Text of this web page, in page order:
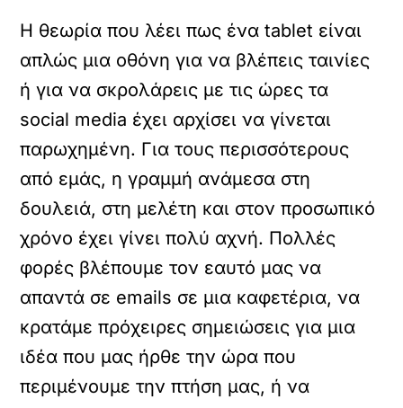
Η θεωρία που λέει πως ένα tablet είναι
απλώς μια οθόνη για να βλέπεις ταινίες
ή για να σκρολάρεις με τις ώρες τα
social media έχει αρχίσει να γίνεται
παρωχημένη. Για τους περισσότερους
από εμάς, η γραμμή ανάμεσα στη
δουλειά, στη μελέτη και στον προσωπικό
χρόνο έχει γίνει πολύ αχνή. Πολλές
φορές βλέπουμε τον εαυτό μας να
απαντά σε emails σε μια καφετέρια, να
κρατάμε πρόχειρες σημειώσεις για μια
ιδέα που μας ήρθε την ώρα που
περιμένουμε την πτήση μας, ή να